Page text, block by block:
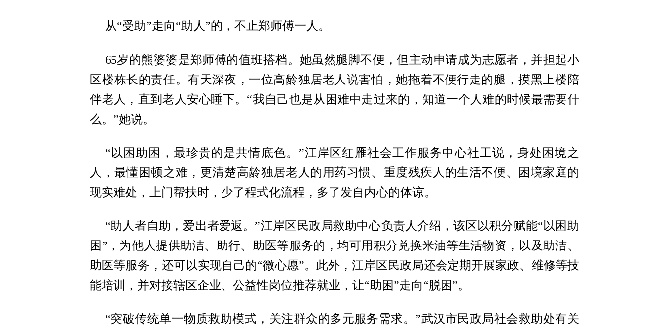
从“受助”走向“助人”的，不止郑师傅一人。
65岁的熊婆婆是郑师傅的值班搭档。她虽然腿脚不便，但主动申请成为志愿者，并担起小
区楼栋长的责任。有天深夜，一位高龄独居老人说害怕，她拖着不便行走的腿，摸黑上楼陪
伴老人，直到老人安心睡下。“我自己也是从困难中走过来的，知道一个人难的时候最需要什
么。”她说。
“以困助困，最珍贵的是共情底色。”江岸区红雁社会工作服务中心社工说，身处困境之
人，最懂困顿之难，更清楚高龄独居老人的用药习惯、重度残疾人的生活不便、困境家庭的
现实难处，上门帮扶时，少了程式化流程，多了发自内心的体谅。
“助人者自助，爱出者爱返。”江岸区民政局救助中心负责人介绍，该区以积分赋能“以困助
困”，为他人提供助洁、助行、助医等服务的，均可用积分兑换米油等生活物资，以及助洁、
助医等服务，还可以实现自己的“微心愿”。此外，江岸区民政局还会定期开展家政、维修等技
能培训，并对接辖区企业、公益性岗位推荐就业，让“助困”走向“脱困”。
“突破传统单一物质救助模式，关注群众的多元服务需求。”武汉市民政局社会救助处有关